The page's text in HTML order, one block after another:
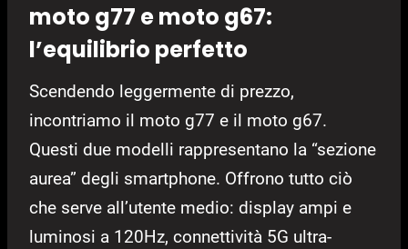
moto g77 e moto g67:
l’equilibrio perfetto
Scendendo leggermente di prezzo,
incontriamo il moto g77 e il moto g67.
Questi due modelli rappresentano la “sezione
aurea” degli smartphone. Offrono tutto ciò
che serve all’utente medio: display ampi e
luminosi a 120Hz, connettività 5G ultra-